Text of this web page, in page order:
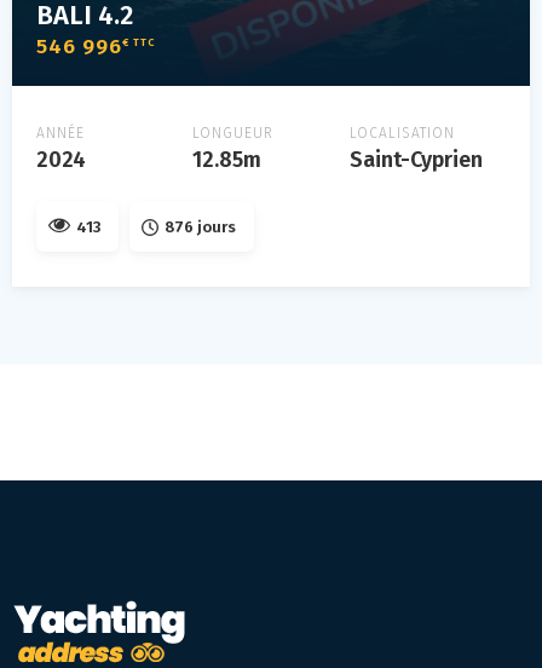
BALI 4.2
546 996€ TTC
ANNÉE
2024
LONGUEUR
12.85m
LOCALISATION
Saint-Cyprien
413 876 jours